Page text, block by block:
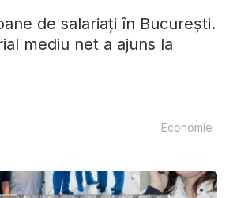
de salariați în București.
mediu net a ajuns la
Economie